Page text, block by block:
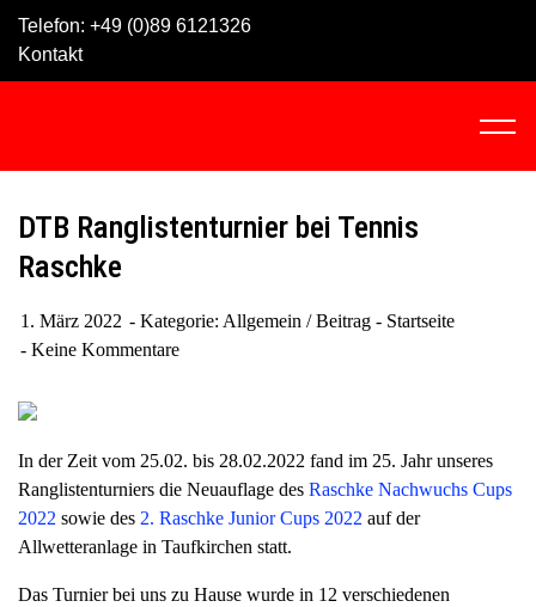
Telefon: +49 (0)89 6121326
Kontakt
C
e
DTB Ranglistenturnier bei Tennis
Raschke
1. März 2022 Kategorie: Allgemein /Beitrag - Startseite
Keine Kommentare
In der Zeit vom 25.02. bis 28.02.2022 fand im 25. Jahr unseres
Ranglistenturniers die Neuauflage des Raschke Nachwuchs Cups
2022 sowie des 2. Raschke Junior Cups 2022 auf der
Allwetteranlage in Taufkirchen statt.
Das Turnier bei uns zu Hause wurde in 12 verschiedenen